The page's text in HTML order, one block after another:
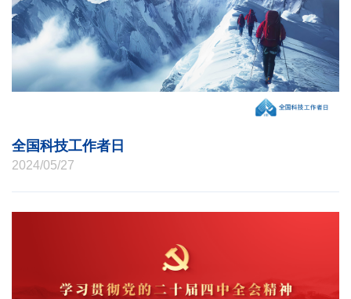
全国科技工作者日
2024/05/27